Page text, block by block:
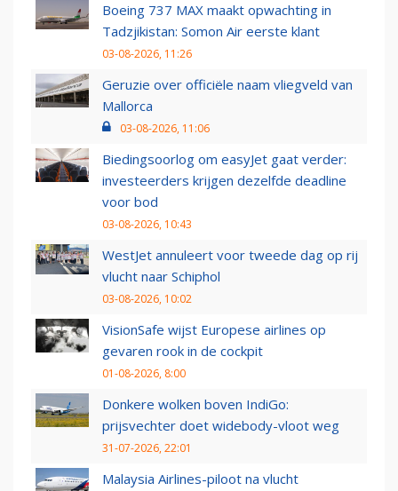
Boeing 737 MAX maakt opwachting in
Tadzjikistan: Somon Air eerste klant
03-08-2026, 11:26
Geruzie over officiële naam vliegveld van
Mallorca
03-08-2026, 11:06
Biedingsoorlog om easyJet gaat verder:
investeerders krijgen dezelfde deadline
voor bod
03-08-2026, 10:43
WestJet annuleert voor tweede dag op rij
vlucht naar Schiphol
03-08-2026, 10:02
VisionSafe wijst Europese airlines op
gevaren rook in de cockpit
01-08-2026, 8:00
Donkere wolken boven IndiGo:
prijsvechter doet widebody-vloot weg
31-07-2026, 22:01
Malaysia Airlines-piloot na vlucht